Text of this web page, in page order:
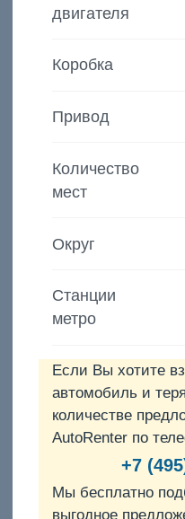
двигателя
Коробка
Привод
Количество
мест
Округ
Станции
метро
Если Вы хотите
автомобиль и
количестве
AutoRenter по
+7
Мы бесплатно
выгодное